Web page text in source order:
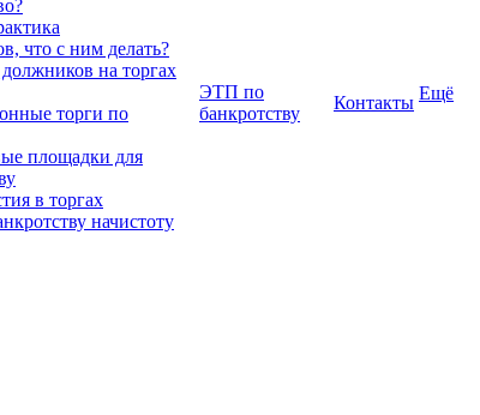
что с ним делать?
на торгах
торги по
площадки для
в торгах
начистоту
ЭТП по
банкротству
Контакты Ещё